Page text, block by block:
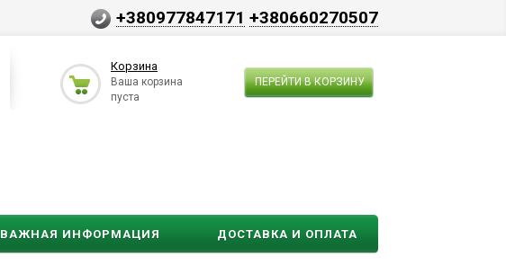
+380977847171 +380660270507
Корзина
Ваша корзина
пуста
ПЕРЕЙТИ В КОРЗИНУ
ВАЖНАЯ ИНФОРМАЦИЯ ДОСТАВКА И ОПЛАТА